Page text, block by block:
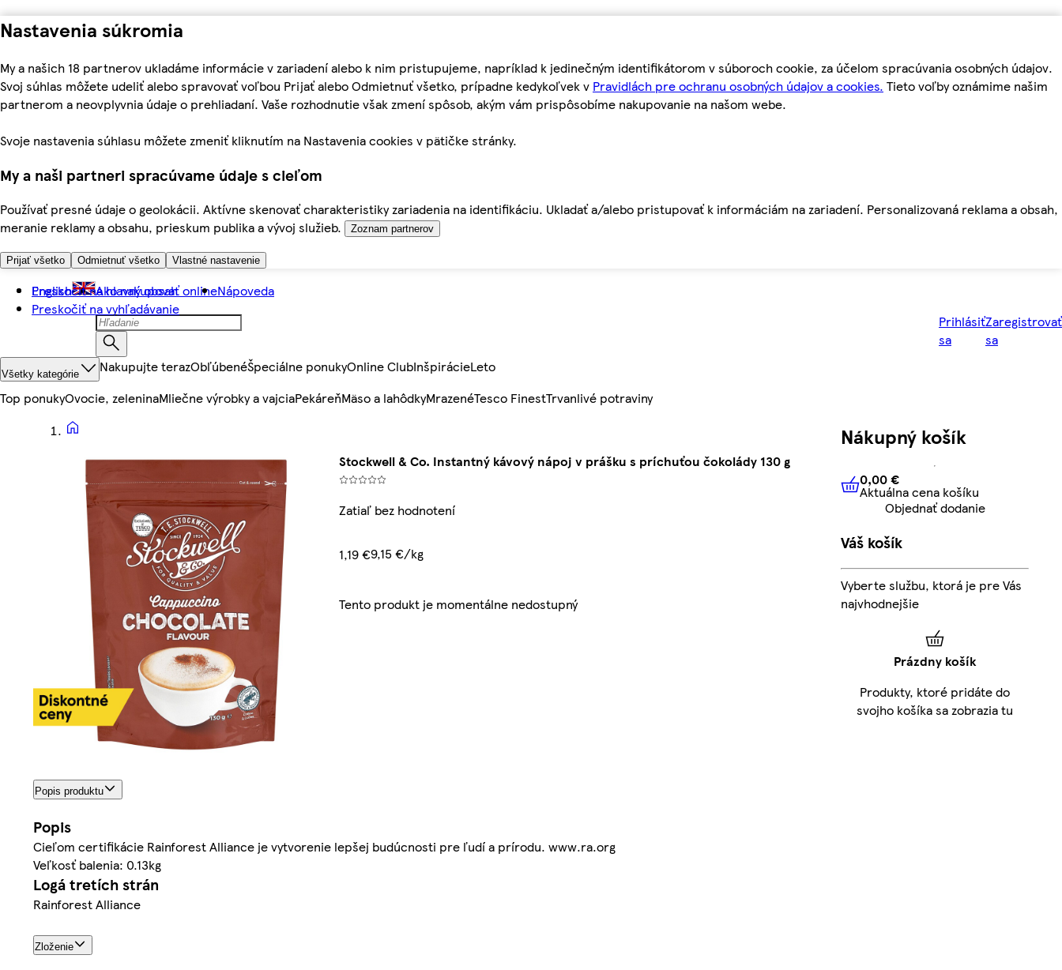
Nastavenia súkromia
My a našich 18 partnerov ukladáme informácie v zariadení alebo k nim pristupujeme, napríklad k jedinečným identifikátorom v súboroch cookie, za účelom spracúvania osobných údajov.
Svoj súhlas môžete udeliť alebo spravovať voľbou Prijať alebo Odmietnuť všetko, prípadne kedykoľvek v Pravidlách pre ochranu osobných údajov a cookies. Tieto voľby oznámime našim
partnerom a neovplyvnia údaje o prehliadaní. Vaše rozhodnutie však zmení spôsob, akým vám prispôsobíme nakupovanie na našom webe.
Svoje nastavenia súhlasu môžete zmeniť kliknutím na Nastavenia cookies v pätičke stránky.
My a naši partneri spracúvame údaje s cieľom
Používať presné údaje o geolokácii. Aktívne skenovať charakteristiky zariadenia na identifikáciu. Ukladať a/alebo pristupovať k informáciám na zariadení. Personalizovaná reklama a obsah,
meranie reklamy a obsahu, prieskum publika a vývoj služieb.
Zoznam partnerov
Prijať všetko Odmietnuť všetko Vlastné nastavenie
Preskočiť na hlavný obsah
Preskočiť na vyhľadávanie
English Ako nakupovať onlineNápoveda
Prihlásiť
sa
Zaregistrovať
sa
Všetky kategórie Nakupujte terazObľúbenéŠpeciálne ponukyOnline ClubInšpirácieLeto
Top ponukyOvocie, zeleninaMliečne výrobky a vajciaPekáreňMäso a lahôdkyMrazenéTesco FinestTrvanlivé potraviny
Stockwell & Co. Instantný kávový nápoj v prášku s príchuťou čokolády 130 g
Zatiaľ bez hodnotení
1,19 €9,15 €/kg
Tento produkt je momentálne nedostupný
Popis produktu
Popis
Cieľom certifikácie Rainforest Alliance je vytvorenie lepšej budúcnosti pre ľudí a prírodu. www.ra.org
Veľkosť balenia: 0.13kg
Logá tretích strán
Rainforest Alliance
Zloženie
Nákupný košík
0,00 € Aktuálna cena košíku
0,00 €
Aktuálna cena košíku
Objednať dodanie
Váš košík
Vyberte službu, ktorá je pre Vás
najvhodnejšie
Prázdny košík
Produkty, ktoré pridáte do
svojho košíka sa zobrazia tu